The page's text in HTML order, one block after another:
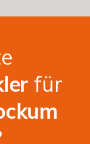
für